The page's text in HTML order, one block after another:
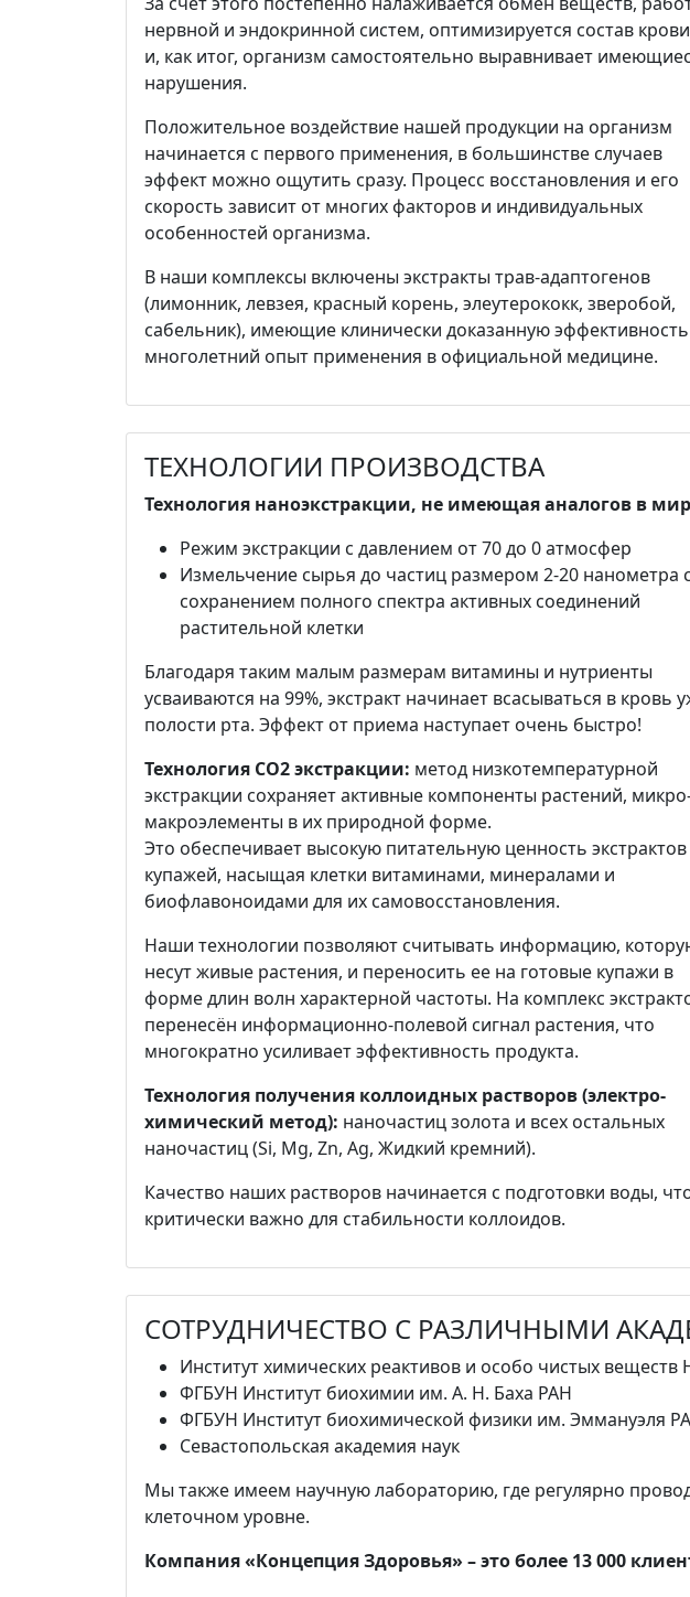
нервной и эндокринной систем, оптимизируется состав
и, как итог, организм самостоятельно выравнивает
нарушения.
Положительное воздействие нашей продукции на организм
начинается с первого применения, в большинстве случаев
эффект можно ощутить сразу. Процесс восстановления и его
скорость зависит от многих факторов и индивидуальных
особенностей организма.
В наши комплексы включены экстракты трав-адаптогенов
(лимонник, левзея, красный корень, элеутерококк, зверобой,
сабельник), имеющие клинически доказанную
многолетний опыт применения в официальной медицине.
ТЕХНОЛОГИИ ПРОИЗВОДСТВА
Технология наноэкстракции, не имеющая аналогов в
Режим экстракции с давлением от 70 до 0 атмосфер
Измельчение сырья до частиц размером 2-20 нанометра с
сохранением полного спектра активных соединений
растительной клетки
Благодаря таким малым размерам витамины и нутриенты
усваиваются на 99%, экстракт начинает всасываться в кровь
полости рта. Эффект от приема наступает очень быстро!
Технология СО2 экстракции: метод низкотемпературной
экстракции сохраняет активные компоненты растений,
макроэлементы в их природной форме.
Это обеспечивает высокую питательную ценность экстрактов
купажей, насыщая клетки витаминами, минералами и
биофлавоноидами для их самовосстановления.
Наши технологии позволяют считывать информацию,
несут живые растения, и переносить ее на готовые купажи в
форме длин волн характерной частоты. На комплекс
перенесён информационно-полевой сигнал растения, что
многократно усиливает эффективность продукта.
Технология получения коллоидных растворов (электро-
химический метод): наночастиц золота и всех остальных
наночастиц (Si, Мg, Zn, Ag, Жидкий кремний).
Качество наших растворов начинается с подготовки воды,
критически важно для стабильности коллоидов.
СОТРУДНИЧЕСТВО С РАЗЛИЧНЫМИ
Институт химических реактивов и особо чистых веществ
ФГБУН Институт биохимии им. А. Н. Баха РАН
ФГБУН Институт биохимической физики им. Эммануэля
Севастопольская академия наук
Мы также имеем научную лабораторию, где регулярно
клеточном уровне.
Компания «Концепция Здоровья» – это более 13 000